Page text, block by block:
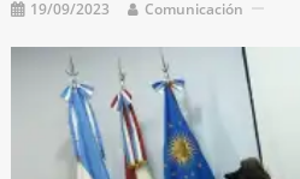
19/09/2023 Comunicación